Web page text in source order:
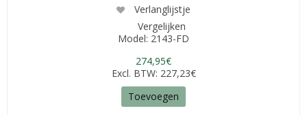
Verlanglijstje
Vergelijken
Model: 2143-FD
274,95€
Excl. BTW: 227,23€
Toevoegen